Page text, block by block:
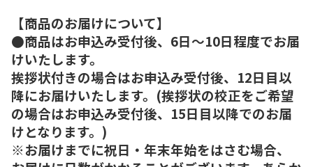
【商品のお届けについて】
●商品はお申込み受付後、6日～10日程度でお届
けいたします。
挨拶状付きの場合はお申込み受付後、12日目以
降にお届けいたします。(挨拶状の校正をご希望
の場合はお申込み受付後、15日目以降でのお届
けとなります。)
※お届けまでに祝日・年末年始をはさむ場合、